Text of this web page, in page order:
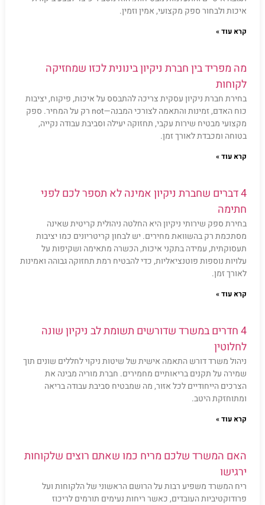
איכות ולבחור ספק מקצועי, אמין וזמין.
קרא עוד »
מה מפריד בין חברת ניקיון בינונית לכזו שמחזיקה
לקוחות
בחירת חברת ניקיון עסקית צריכה להתבסס על איכות, פיקוח, יציבות
כוח האדם, זמינות והתאמה לצורכי המבנה—not רק על המחיר. ספק
מקצועי מבטיח שירות עקבי, תחזוקה יעילה וסביבת עבודה נקייה,
בטוחה ומכבדת לאורך זמן.
קרא עוד »
4 דברים שחברת ניקיון אמינה לא תספר לכם לפני
חתימה
בחירת ספק שירותי ניקיון היא החלטה ניהולית קריטית שאינה
מסתכמת רק בהשוואת מחירים. יש לבחון קריטריונים כמו יציבות
תעסוקתית, עמידה בתקני איכות, הכשרה מתאימה ושקיפות על
עלויות נוספות פוטנציאליות, כדי להבטיח רמת תחזוקה גבוהה ואמינות
לאורך זמן.
קרא עוד »
4 חדרים במשרד שדורשים תשומת לב ניקיון שונה
לחלוטין
ניהול משרד דורש התאמה אישית של שיטות ניקוי לחללים שונים תוך
שמירה על תקנים בריאותיים מחמירים. חברת מוריה מבינה את
הצרכים הייחודיים לכל אזור, מה שמבטיח סביבת עבודה בריאה
ומתוחזקת היטב.
קרא עוד »
האם המשרד שלכם מריח כמו שאתם רוצים שלקוחות
ירגישו
ריח המשרד משפיע רבות על הרושם הראשוני של הלקוחות ועל
פרודוקטיביות העובדים, כאשר ריחות נעימים תורמים לריכוז